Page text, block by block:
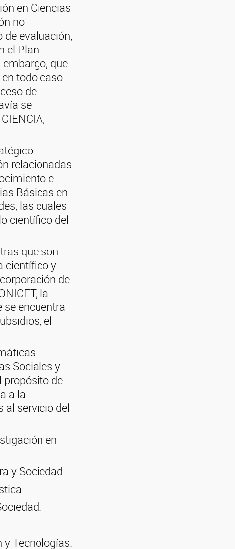
en Ciencias
no
de evaluación;
el Plan
que
todo caso
de
se
relacionadas
e
Básicas en
las cuales
científico del
que son
científico y
de
la
se encuentra
el
Sociales y
propósito de
a la
al servicio del
en
y Sociedad.
y Tecnologías.